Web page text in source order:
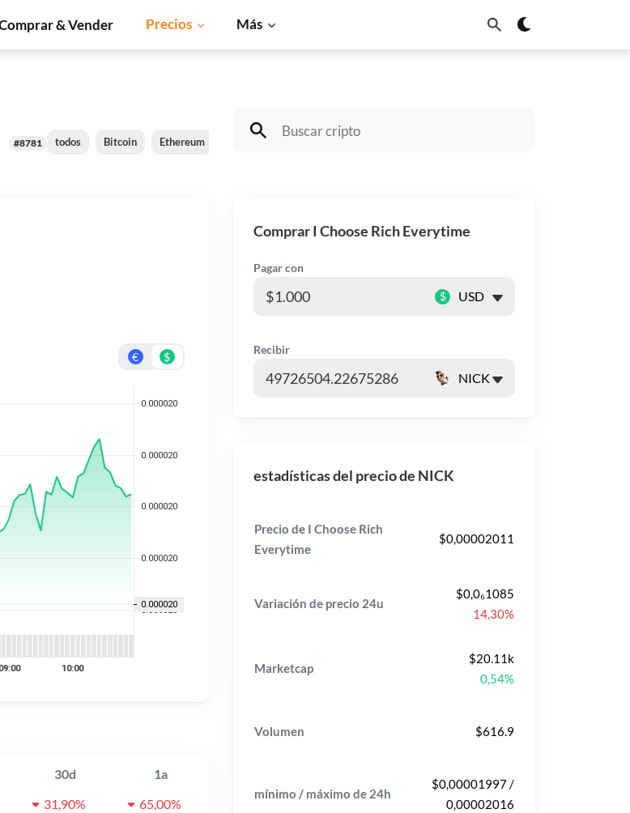
& Vender Precios Más
#8781 todos Bitcoin Ethereum Solana
€ $
30d
1a
31,90% 65,00%
Comprar I Choose Rich Everytime
Pagar con
$
Recibir
estadísticas del precio de NICK
Precio de I Choose Rich
Everytime
$0,00002011
Variación de precio 24u
$0,0₆1085
14,30%
Marketcap
$20.11k
0,54%
Volumen $616.9
mínimo / máximo de 24h
$0,00001997 /
0,00002016